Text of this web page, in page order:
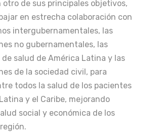
otro de sus principales objetivos,
en estrecha colaboración con
intergubernamentales, las
no gubernamentales, las
salud de América Latina y las
de la sociedad civil, para
todos la salud de los pacientes
y el Caribe, mejorando
social y económica de los